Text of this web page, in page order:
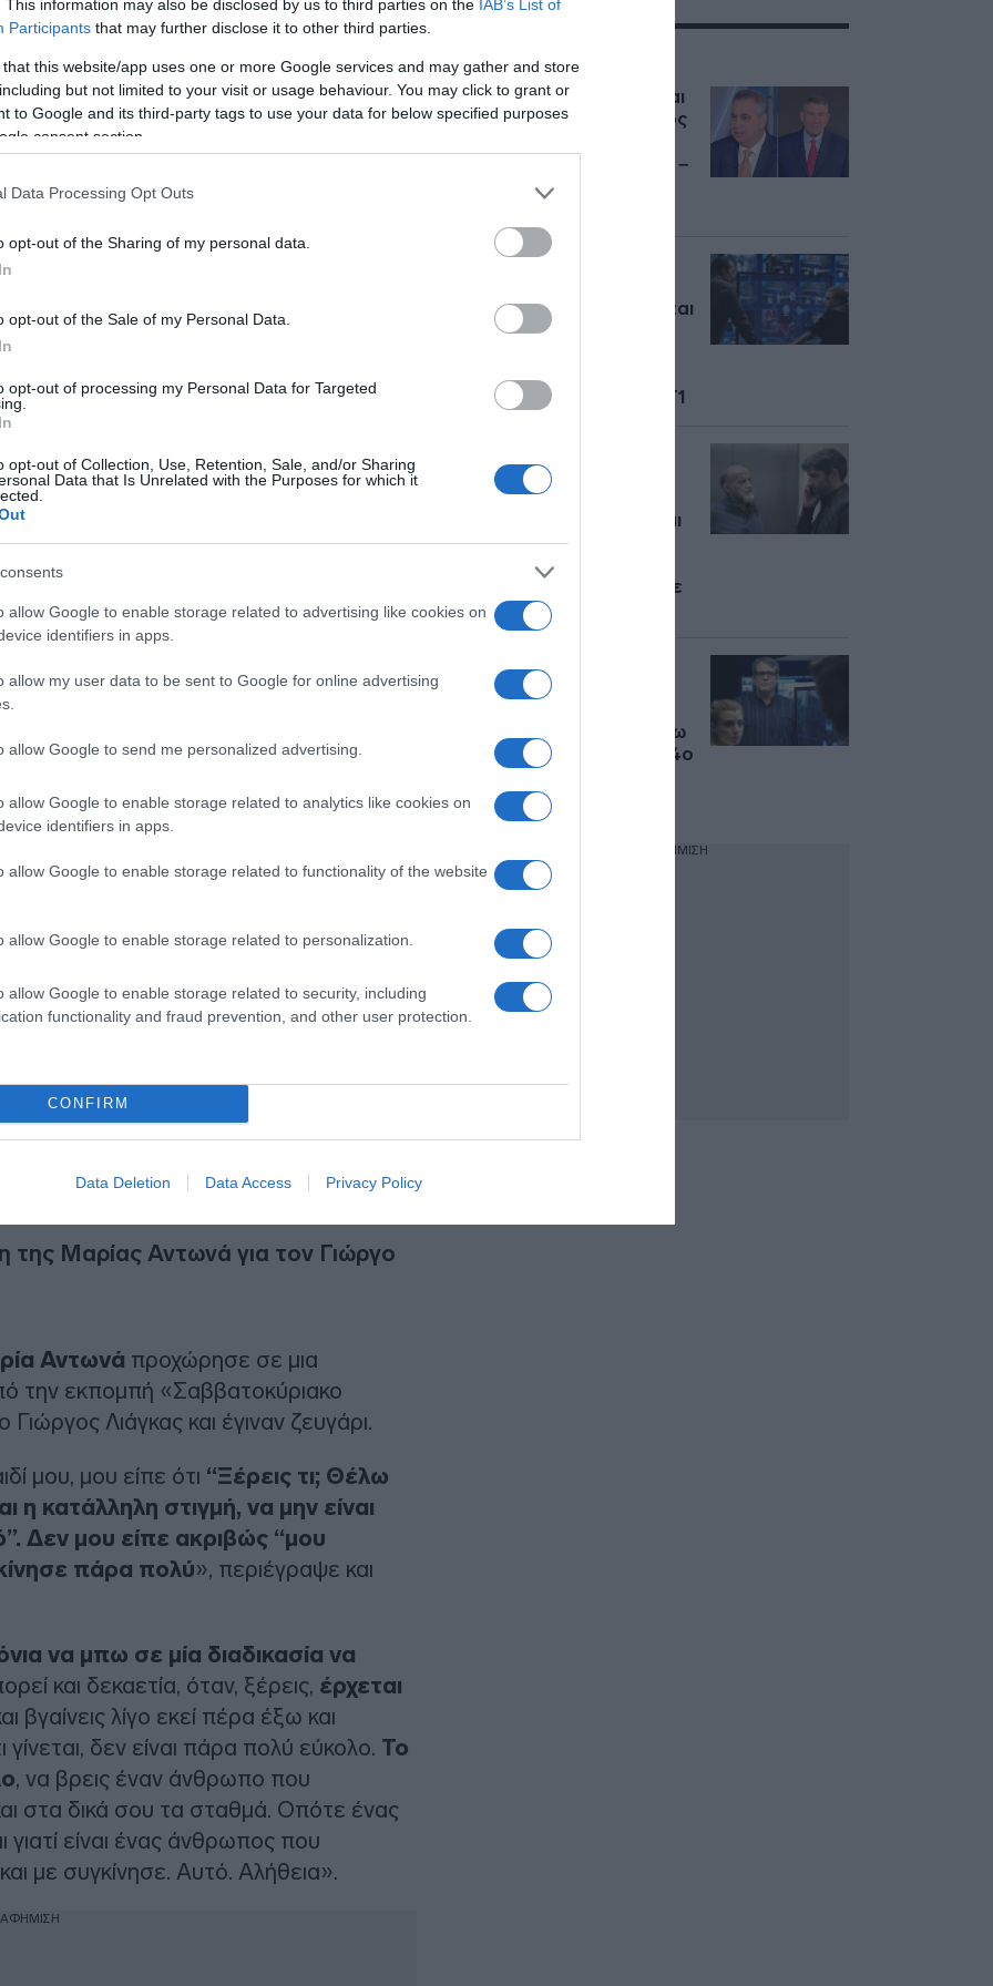
This information may also be disclosed by us to third parties on the IAB’s List of
Participants that may further disclose it to other third parties.
that this website/app uses one or more Google services and may gather and store
but not limited to your visit or usage behaviour. You may click to grant or
to Google and its third-party tags to use your data for below specified purposes
consent section.
Data Processing Opt Outs
opt-out of the Sharing of my personal data.
opt-out of the Sale of my Personal Data.
opt-out of processing my Personal Data for Targeted
opt-out of Collection, Use, Retention, Sale, and/or Sharing
Data that Is Unrelated with the Purposes for which it
allow Google to enable storage related to advertising like cookies on
identifiers in apps.
allow my user data to be sent to Google for online advertising
allow Google to send me personalized advertising.
allow Google to enable storage related to analytics like cookies on
identifiers in apps.
allow Google to enable storage related to functionality of the website
allow Google to enable storage related to personalization.
allow Google to enable storage related to security, including
functionality and fraud prevention, and other user protection.
CONFIRM
Data Deletion Data Access Privacy Policy
κάποιος την πόρτα του
η
την κοινή τηλεοπτική
«
μαζί κτλ…
τους συνύπαρξης, το κλίμα ήταν
παραγωγό να προλογίζει
με τον Τόμας Γουόκαπ, έναν
πορείας του Ολυμπιακού.
της Μαρίας Αντωνά για τον Γιώργο
Αντωνά προχώρησε σε μια
την εκπομπή «Σαββατοκύριακο
Λιάγκας και έγιναν ζευγάρι.
μου, μου είπε ότι “Ξέρεις τι; Θέλω
η κατάλληλη στιγμή, να μην είναι
Δεν μου είπε ακριβώς “μου
πάρα πολύ», περιέγραψε και
να μπω σε μία διαδικασία να
και δεκαετία, όταν, ξέρεις, έρχεται
βγαίνεις λίγο εκεί πέρα έξω και
γίνεται, δεν είναι πάρα πολύ εύκολο. Το
, να βρεις έναν άνθρωπο που
στα δικά σου τα σταθμά. Οπότε ένας
είναι ένας άνθρωπος που
με συγκίνησε. Αυτό. Αλήθεια».
Ο Βασίλης Χιώτης και
ο Άκης Παυλόπουλος
“Καλημέρα Ελλάδα” –
Η ανακοίνωση του
«Έτερος Εγώ:
οργάνωση εμπλέκεται
με κάποιο τρόπο με
επεισόδιο στον ANT1
Κάθαρσις»: Η
οργάνωση έχει
πλοκάμια παντού και
απειλεί τον
οποιονδήποτε – Το
6ο επεισόδιο απόψε
στον ΑΝΤ1
«Έτερος Εγώ:
Κάθαρσις»: Ένα
φέρνει τα πάνω κάτω
στην υπόθεση – Το 4o
στον ΑΝΤ1
ΔΙΑΦΗΜΙΣΗ